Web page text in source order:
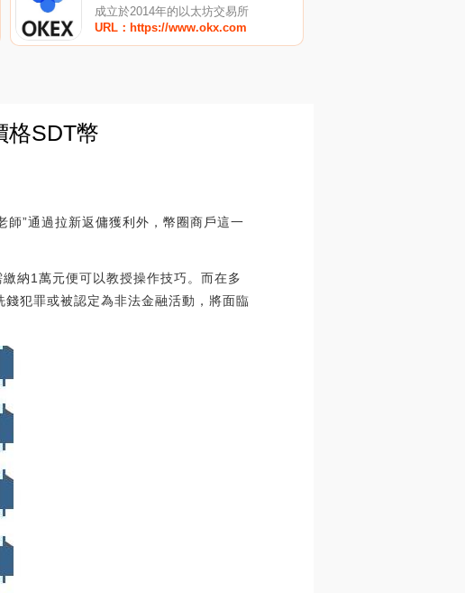
成立於2014年的以太坊交易所
URL：https://www.okx.com
格SDT幣
師”通過拉新返傭獲利外，幣圈商戶這一
納1萬元便可以教授操作技巧。而在多
犯罪或被認定為非法金融活動，將面臨